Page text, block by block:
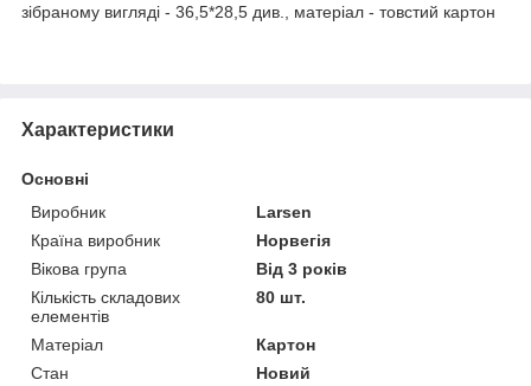
зібраному вигляді - 36,5*28,5 див., матеріал - товстий картон
Характеристики
Основні
Виробник
Larsen
Країна виробник
Норвегія
Вікова група
Від 3 років
Кількість складових
елементів
80 шт.
Матеріал
Картон
Стан
Новий